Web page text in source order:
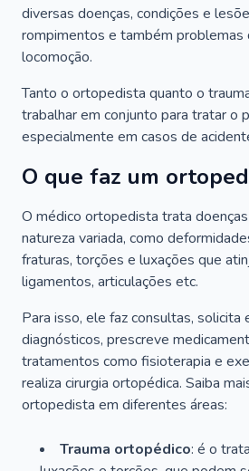
diversas doenças, condições e
rompimentos e também problemas
locomoção.
Tanto o ortopedista quanto o
trabalhar em conjunto para tratar o
especialmente em casos de
O que faz um
O médico ortopedista trata
natureza variada, como
fraturas, torções e luxações que
ligamentos, articulações etc.
Para isso, ele faz consultas, solicita
diagnósticos, prescreve
tratamentos como fisioterapia e
realiza cirurgia ortopédica. Saiba
ortopedista em diferentes áreas:
Trauma ortopédico: é o